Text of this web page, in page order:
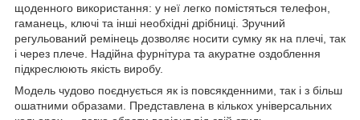
щоденного використання: у неї легко помістяться телефон,
гаманець, ключі та інші необхідні дрібниці. Зручний
регульований ремінець дозволяє носити сумку як на плечі, так
і через плече. Надійна фурнітура та акуратне оздоблення
підкреслюють якість виробу.
Модель чудово поєднується як із повсякденними, так і з більш
ошатними образами. Представлена в кількох універсальних